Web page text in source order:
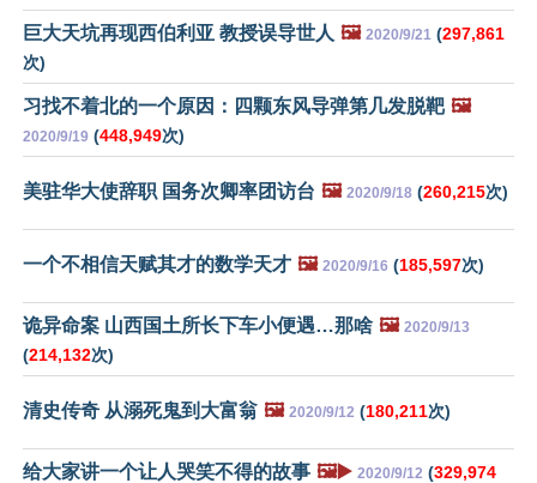
巨大天坑再现西伯利亚 教授误导世人 🖼️ 2020/9/21 (297,861
次)
习找不着北的一个原因：四颗东风导弹第几发脱靶 🖼️
2020/9/19 (448,949次)
美驻华大使辞职 国务次卿率团访台 🖼️ 2020/9/18 (260,215次)
一个不相信天赋其才的数学天才 🖼️ 2020/9/16 (185,597次)
诡异命案 山西国土所长下车小便遇…那啥 🖼️ 2020/9/13
(214,132次)
清史传奇 从溺死鬼到大富翁 🖼️ 2020/9/12 (180,211次)
给大家讲一个让人哭笑不得的故事 🖼️▶️ 2020/9/12 (329,974